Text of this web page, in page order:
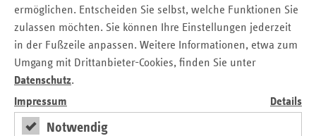
ermöglichen. Entscheiden Sie selbst, welche Funktionen Sie
zulassen möchten. Sie können Ihre Einstellungen jederzeit
in der Fußzeile anpassen. Weitere Informationen, etwa zum
Umgang mit Drittanbieter-Cookies, finden Sie unter
Datenschutz.
Impressum
Details
Notwendig
legitimierten Vertreter gestärkt, weiterhin die Versicherten-
und Arbeitgeberinteressen nach einer hochwertigen
gesundheitlichen Versorgung effizient zu vertreten.
Michaela Gottfried, Verband der Ersatzkassen e. V. (vdek)